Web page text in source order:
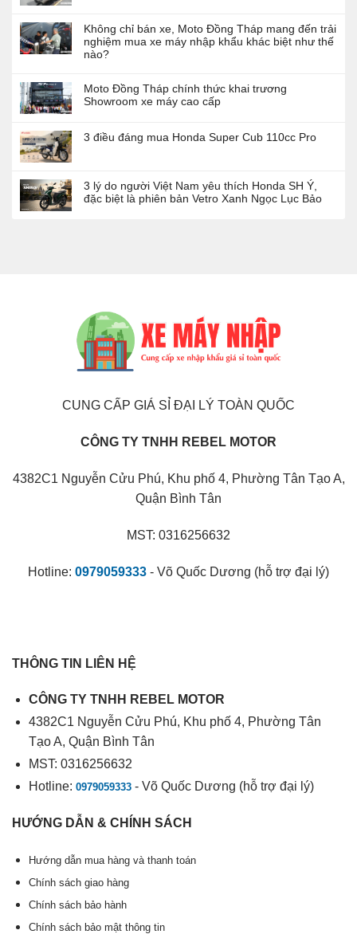
Không chỉ bán xe, Moto Đồng Tháp mang đến trải
nghiệm mua xe máy nhập khẩu khác biệt như thế
nào?
Moto Đồng Tháp chính thức khai trương
Showroom xe máy cao cấp
3 điều đáng mua Honda Super Cub 110cc Pro
3 lý do người Việt Nam yêu thích Honda SH Ý,
đặc biệt là phiên bản Vetro Xanh Ngọc Lục Bảo
CUNG CẤP GIÁ SỈ ĐẠI LÝ TOÀN QUỐC
CÔNG TY TNHH REBEL MOTOR
4382C1 Nguyễn Cửu Phú, Khu phố 4, Phường Tân Tạo A,
Quận Bình Tân
MST: 0316256632
Hotline: 0979059333 - Võ Quốc Dương (hỗ trợ đại lý)
THÔNG TIN LIÊN HỆ
CÔNG TY TNHH REBEL MOTOR
4382C1 Nguyễn Cửu Phú, Khu phố 4, Phường Tân
Tạo A, Quận Bình Tân
MST: 0316256632
Hotline: 0979059333- Võ Quốc Dương (hỗ trợ đại lý)
HƯỚNG DẪN & CHÍNH SÁCH
Hướng dẫn mua hàng và thanh toán
Chính sách giao hàng
Chính sách bảo hành
Chính sách bảo mật thông tin